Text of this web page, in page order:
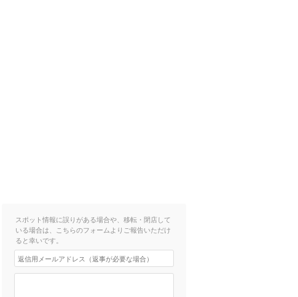
スポット情報に誤りがある場合や、移転・閉店して
いる場合は、こちらのフォームよりご報告いただけ
ると幸いです。